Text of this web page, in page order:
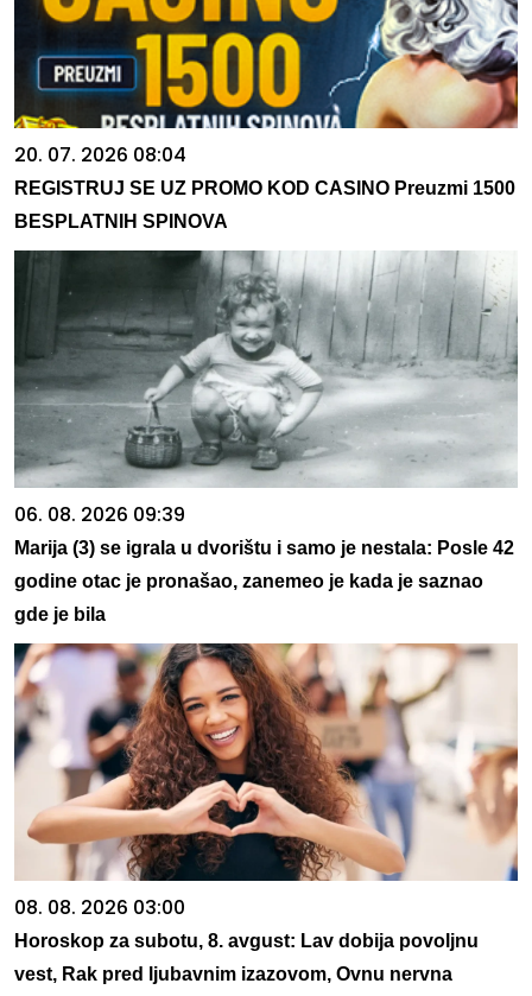
20. 07. 2026 08:04
REGISTRUJ SE UZ PROMO KOD CASINO Preuzmi 1500
BESPLATNIH SPINOVA
06. 08. 2026 09:39
Marija (3) se igrala u dvorištu i samo je nestala: Posle 42
godine otac je pronašao, zanemeo je kada je saznao
gde je bila
08. 08. 2026 03:00
Horoskop za subotu, 8. avgust: Lav dobija povoljnu
vest, Rak pred ljubavnim izazovom, Ovnu nervna